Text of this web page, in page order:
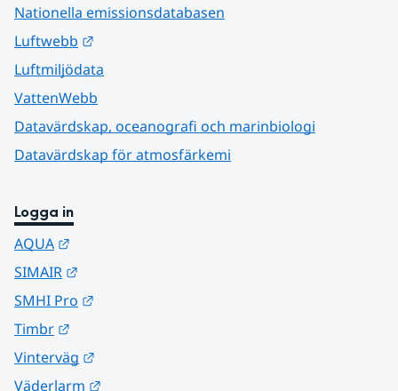
Nationella emissionsdatabasen
Luftwebb
Luftmiljödata
VattenWebb
Datavärdskap, oceanografi och marinbiologi
Datavärdskap för atmosfärkemi
Logga in
AQUA
SIMAIR
SMHI Pro
Timbr
Vinterväg
Väderlarm